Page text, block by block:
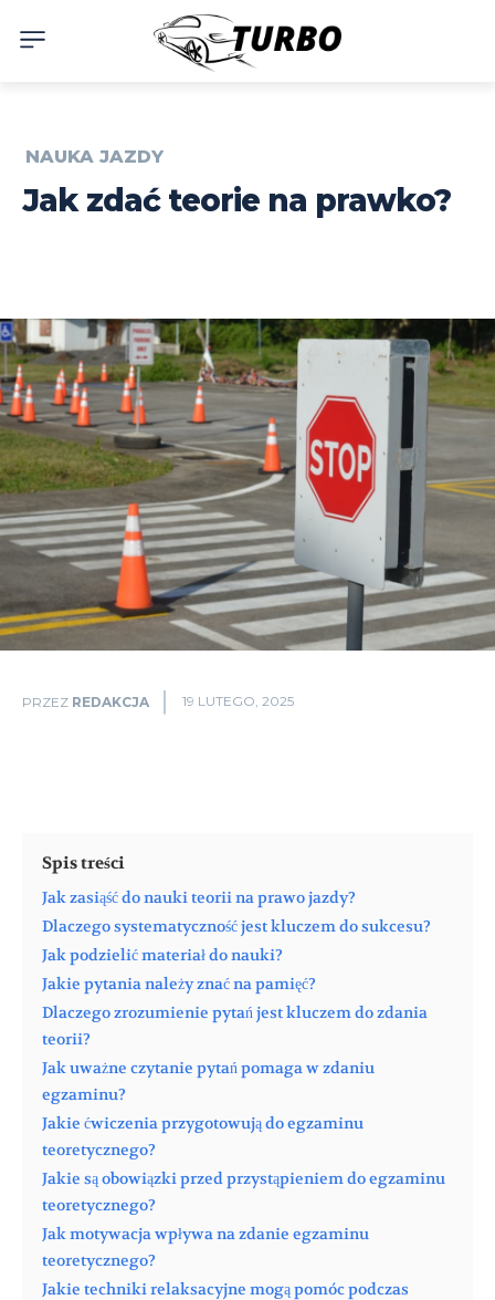
NAUKA JAZDY
Jak zdać teorie na prawko?
PRZEZ REDAKCJA 19 LUTEGO, 2025
Spis treści
Jak zasiąść do nauki teorii na prawo jazdy?
Dlaczego systematyczność jest kluczem do sukcesu?
Jak podzielić materiał do nauki?
Jakie pytania należy znać na pamięć?
Dlaczego zrozumienie pytań jest kluczem do zdania
teorii?
Jak uważne czytanie pytań pomaga w zdaniu
egzaminu?
Jakie ćwiczenia przygotowują do egzaminu
teoretycznego?
Jakie są obowiązki przed przystąpieniem do egzaminu
teoretycznego?
Jak motywacja wpływa na zdanie egzaminu
teoretycznego?
Jakie techniki relaksacyjne mogą pomóc podczas